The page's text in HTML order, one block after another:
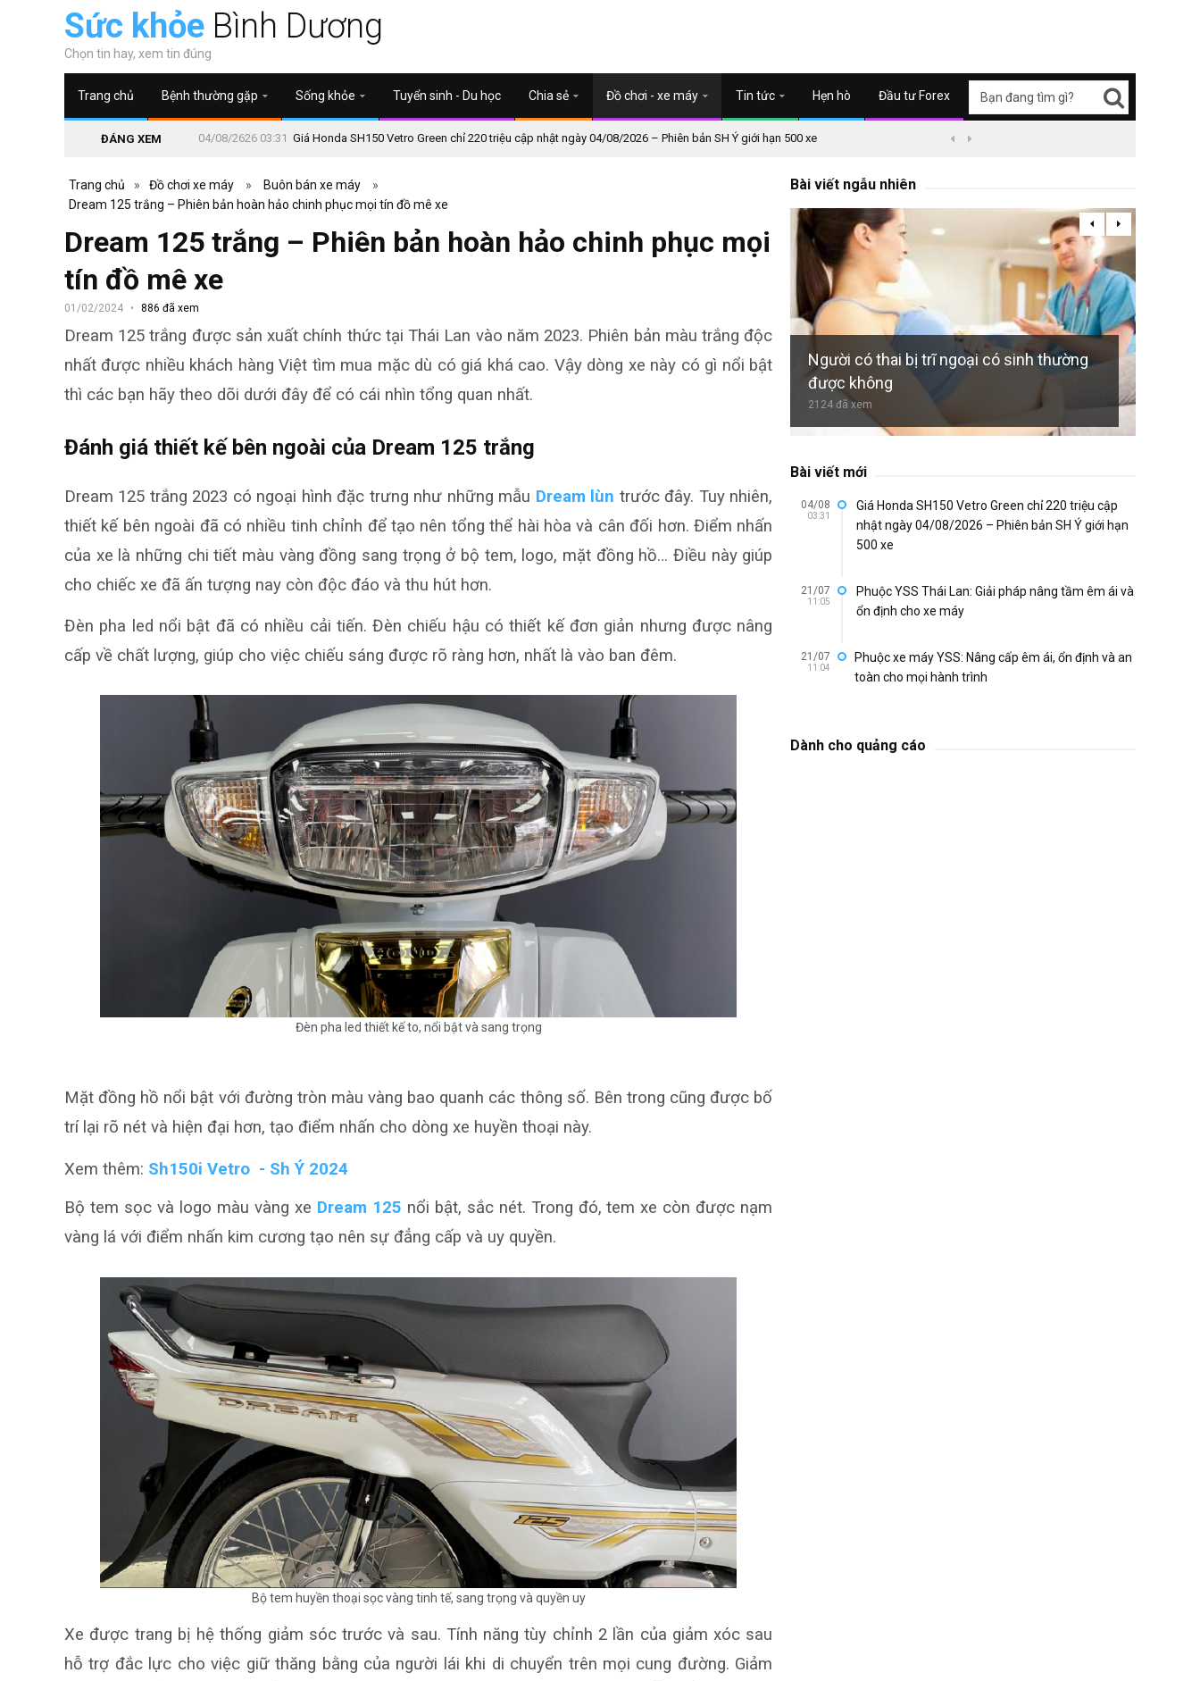
Sức khỏe Bình Dương
Chọn tin hay, xem tin đúng
Trang chủ Bệnh thường gặp Sống khỏe Tuyển sinh - Du học Chia sẻ Đồ chơi - xe máy Tin tức Hẹn hò Đầu tư Forex
ĐÁNG XEM 04/08/2626 03:31 Giá Honda SH150 Vetro Green chỉ 220 triệu cập nhật ngày 04/08/2026 – Phiên bản SH Ý giới hạn 500 xe  
Trang chủ » Đồ chơi xe máy » Buôn bán xe máy
»
Dream 125 trắng – Phiên bản hoàn hảo chinh phục mọi tín đồ mê xe
Dream 125 trắng – Phiên bản hoàn hảo chinh phục mọi
tín đồ mê xe
01/02/2024 886 đã xem
Dream 125 trắng được sản xuất chính thức tại Thái Lan vào năm 2023. Phiên bản màu trắng độc
nhất được nhiều khách hàng Việt tìm mua mặc dù có giá khá cao. Vậy dòng xe này có gì nổi bật
thì các bạn hãy theo dõi dưới đây để có cái nhìn tổng quan nhất.
Đánh giá thiết kế bên ngoài của Dream 125 trắng
Dream 125 trắng 2023 có ngoại hình đặc trưng như những mẫu Dream lùn trước đây. Tuy nhiên,
thiết kế bên ngoài đã có nhiều tinh chỉnh để tạo nên tổng thể hài hòa và cân đối hơn. Điểm nhấn
của xe là những chi tiết màu vàng đồng sang trọng ở bộ tem, logo, mặt đồng hồ… Điều này giúp
cho chiếc xe đã ấn tượng nay còn độc đáo và thu hút hơn.
Đèn pha led nổi bật đã có nhiều cải tiến. Đèn chiếu hậu có thiết kế đơn giản nhưng được nâng
cấp về chất lượng, giúp cho việc chiếu sáng được rõ ràng hơn, nhất là vào ban đêm.
Đèn pha led thiết kế to, nổi bật và sang trọng
Mặt đồng hồ nổi bật với đường tròn màu vàng bao quanh các thông số. Bên trong cũng được bố
trí lại rõ nét và hiện đại hơn, tạo điểm nhấn cho dòng xe huyền thoại này.
Xem thêm: Sh150i Vetro - Sh Ý 2024
Bộ tem sọc và logo màu vàng xe Dream 125 nổi bật, sắc nét. Trong đó, tem xe còn được nạm
vàng lá với điểm nhấn kim cương tạo nên sự đẳng cấp và uy quyền.
Bộ tem huyền thoại sọc vàng tinh tế, sang trọng và quyền uy
Xe được trang bị hệ thống giảm sóc trước và sau. Tính năng tùy chỉnh 2 lần của giảm xóc sau
hỗ trợ đắc lực cho việc giữ thăng bằng của người lái khi di chuyển trên mọi cung đường. Giảm
Bài viết ngẫu nhiên
Người có thai bị trĩ ngoại có sinh thường
được không
2124 đã xem
Bài viết mới
04/08
03:31
Giá Honda SH150 Vetro Green chỉ 220 triệu cập
nhật ngày 04/08/2026 – Phiên bản SH Ý giới hạn
500 xe
21/07
11:05
Phuộc YSS Thái Lan: Giải pháp nâng tầm êm ái và
ổn định cho xe máy
21/07
11:04
Phuộc xe máy YSS: Nâng cấp êm ái, ổn định và an
toàn cho mọi hành trình
Dành cho quảng cáo